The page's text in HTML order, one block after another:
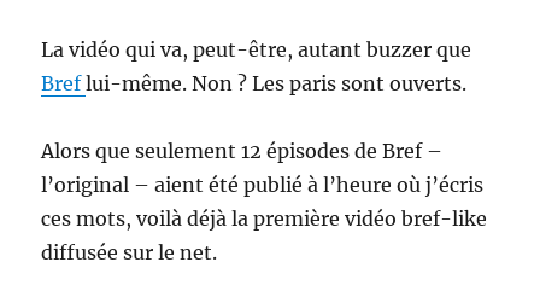
La vidéo qui va, peut-être, autant buzzer que
Breflui-même. Non ? Les paris sont ouverts.
Alors que seulement 12 épisodes de Bref –
l’original – aient été publié à l’heure où j’écris
ces mots, voilà déjà la première vidéo bref-like
diffusée sur le net.